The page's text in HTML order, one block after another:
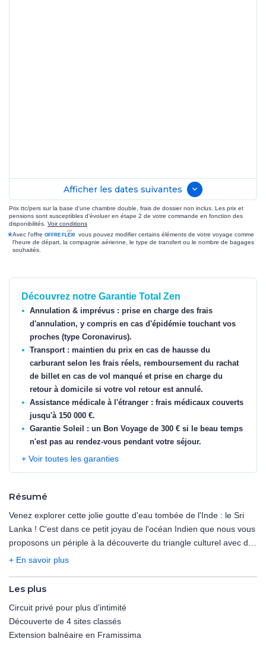
Afficher les dates suivantes
Prix ttc/pers sur la base d'une chambre double, frais de dossier non inclus. Les prix et
pensions sont susceptibles d'évoluer en étape 2 de votre commande en fonction des
disponibilités. Voir conditions
*Avec l'offre
vous pouvez modifier certains éléments de votre voyage comme
l'heure de départ, la compagnie aérienne, le type de transfert ou le nombre de bagages
souhaités.
Découvrez notre Garantie Total Zen
Annulation & imprévus : prise en charge des frais
d'annulation, y compris en cas d'épidémie touchant vos
proches (type Coronavirus).
Transport : maintien du prix en cas de hausse du
carburant selon les frais réels, remboursement du rachat
de billet en cas de vol manqué et prise en charge du
retour à domicile si votre vol retour est annulé.
Assistance médicale à l'étranger : frais médicaux couverts
jusqu'à 150 000 €.
Garantie Soleil : un Bon Voyage de 300 € si le beau temps
n'est pas au rendez-vous pendant votre séjour.
+ Voir toutes les garanties
Résumé
Venez explorer cette jolie goutte d'eau tombée de l'Inde : le Sri
Lanka ! C'est dans ce petit joyau de l'océan Indien que nous vous
proposons un périple à la découverte du triangle culturel avec des
sites historiques empreints de sérénité classés au patrimoine
plantations de thé, l'or vert du pays. Et pour finir en beauté, vous
l'ombre des palmiers au Framissima Heritance Ahungalla !
Pour plus de flexibilité, ce combiné est disponible en
+ En savoir plus
Les plus
Circuit privé pour plus d'intimité
Découverte de 4 sites classés
Extension balnéaire en Framissima